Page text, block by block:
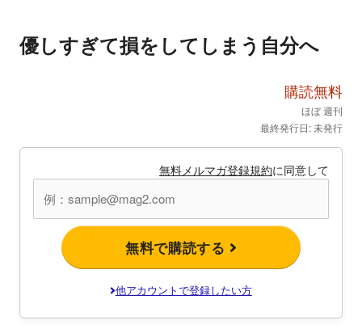
優しすぎて損をしてしまう自分へ
購読無料
ほぼ 週刊
最終発行日: 未発行
無料メルマガ登録規約に同意して
無料で購読する
他アカウントで登録したい方